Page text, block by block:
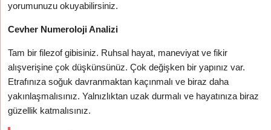
yorumunuzu okuyabilirsiniz.
Cevher Numeroloji Analizi
Tam bir filezof gibisiniz. Ruhsal hayat, maneviyat ve fikir
alışverişine çok düşkünsünüz. Çok değişken bir yapınız var.
Etrafınıza soğuk davranmaktan kaçınmalı ve biraz daha
yakınlaşmalısınız. Yalnızlıktan uzak durmalı ve hayatınıza biraz
güzellik katmalısınız.